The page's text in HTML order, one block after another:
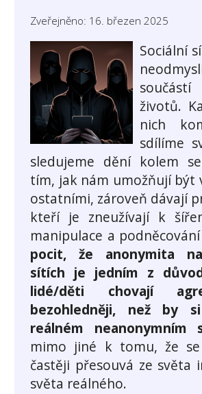
Zveřejněno: 16. březen 2025
Sociální
životů.
nich
sdílíme
sledujeme dění kolem
tím, jak nám umožňují být
ostatními, zároveň dávají
kteří je zneužívají k
manipulace a
pocit, že anonymita
sítích je jedním z
lidé/děti chovají
bezohledněji, než by
reálném neanonymním
mimo jiné k tomu, že
častěji přesouvá ze světa
světa reálného.